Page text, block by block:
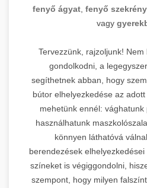
fenyő ágyat fenyő
vagy
Tervezzünk, rajzoljunk!
gondolkodni, a
segíthetnek abban, hogy
bútor elhelyezkedése az
mehetünk ennél:
használhatunk
könnyen láthatóvá
berendezések
színeket is végiggondolni,
szempont, hogy milyen